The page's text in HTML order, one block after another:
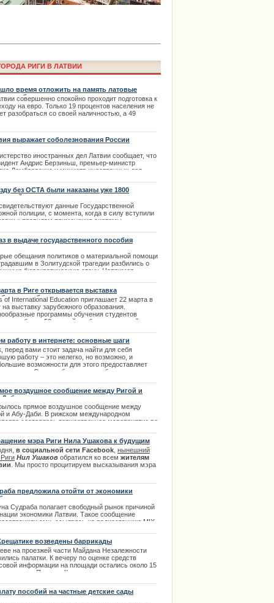
Laima Voice пройдет онлайн в
Вайкуле
Rendezvous Jūrmala будет
в Риге с автошколой
обратилась к поклонникам
Rendezvous Jūrmala
РИГИ В ЛАТВИИ
время отложить на память латовые
и банкноты
совершенно спокойно проходит подготовка к
на евро. Только 19 процентов населения не
разобраться со своей наличностью, а 49
выражает соболезнования России
иностранных дел Латвии сообщает, что
Андрис Берзиньш, премьер-министр
Домбровскис и министр иностранных дел
президенту РФ Владимиру Путину,
министру Дмитрию Медведеву и министру
гибелью 50 человек.
без ОСТА были наказаны уже 1800
данные Государственной
полиции, с момента, когда в силу вступили
к правилам применения системы
были начислены 1800 водителям.
в выдаче государственного пособия
обещания политиков о материальной помощи
в Золитудской трагедии разбились о
бюрократическую стену. Например,
скорая забрала из дома, а не из торгового
в Риге открывается выставка
образования
of International Education приглашает 22 марта в
на выставку зарубежного образования.
программы обучения студентов
более 50 разный учебных заведений
работу в интернете: основные шаги
перед вами стоит задача найти для себя
работу – это нелегко, но возможно, и
возможности для этого предоставляет
интернет. Сегодня большинство более или менее
воздушное сообщение между Ригой и
прямое воздушное сообщение между
и Абу-Даби. В рижском международном
состоялось торжественное мероприятие по
и.о. премьер-министра ЛР Валдис
государственные должностные лица,
руководство авиакомпании, крупные
и представители туристических
мэра Риги Нила Ушакова к будущим
в социальной сети Facebook нынешний
Нил Ушаков обратился ко всем жителям
. Мы просто процитируем высказывания мэра
предложила отойти от экономики
рынка
Судраба полагает свободный рынок причиной
экономики Латвии. Такое сообщение
сми, ссылаясь на радиостанцию MIX
возведены баррикады
на проезжей части Майдана Незалежности
палатки. К вечеру по оценке средств
информации на площади остались около 15
человек. Поперек Крещатика возведены
пособий на частные детские сады